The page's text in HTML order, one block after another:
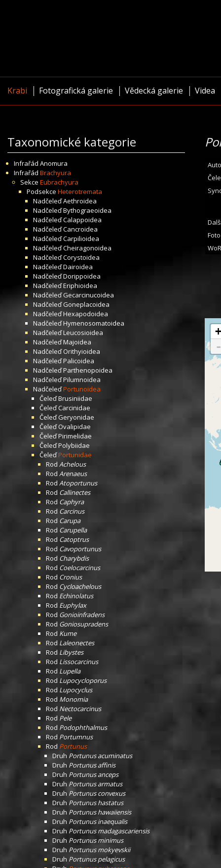
Krabi Fotografická galerie Vědecká galerie Videa
Taxonomické kategorie
Infrařád Anomura
Infrařád Brachyura
Sekce Eubrachyura
Podsekce Heterotremata
NadčeleďAethroidea
NadčeleďBythograeoidea
NadčeleďCalappoidea
NadčeleďCancroidea
NadčeleďCarpilioidea
NadčeleďCheiragonoidea
NadčeleďCorystoidea
NadčeleďDairoidea
NadčeleďDorippoidea
NadčeleďEriphioidea
NadčeleďGecarcinucoidea
NadčeleďGoneplacoidea
NadčeleďHexapodoidea
NadčeleďHymenosomatoidea
NadčeleďLeucosioidea
NadčeleďMajoidea
NadčeleďOrithyioidea
NadčeleďPalicoidea
NadčeleďParthenopoidea
NadčeleďPilumnoidea
NadčeleďPortunoidea
ČeleďBrusiniidae
ČeleďCarcinidae
ČeleďGeryonidae
ČeleďOvalipidae
ČeleďPirimelidae
ČeleďPolybiidae
ČeleďPortunidae
Rod Achelous
Rod Arenaeus
Rod Atoportunus
Rod Callinectes
Rod Caphyra
Rod Carcinus
Rod Carupa
Rod Carupella
Rod Catoptrus
Rod Cavoportunus
Rod Charybdis
Rod Coelocarcinus
Rod Cronius
Rod Cycloachelous
Rod Echinolatus
Rod Euphylax
Rod Gonioinfradens
Rod Goniosupradens
Rod Kume
Rod Laleonectes
Rod Libystes
Rod Lissocarcinus
Rod Lupella
Rod Lupocycloporus
Rod Lupocyclus
Rod Monomia
Rod Nectocarcinus
Rod Pele
Rod Podophthalmus
Rod Portumnus
Rod Portunus
Druh Portunus acuminatus
Druh Portunus affinis
Druh Portunus anceps
Druh Portunus armatus
Druh Portunus convexus
Druh Portunus hastatus
Druh Portunus hawaiiensis
Druh Portunus inaequalis
Druh Portunus madagascariensis
Druh Portunus minimus
Druh Portunus mokyevskii
Druh Portunus pelagicus
+